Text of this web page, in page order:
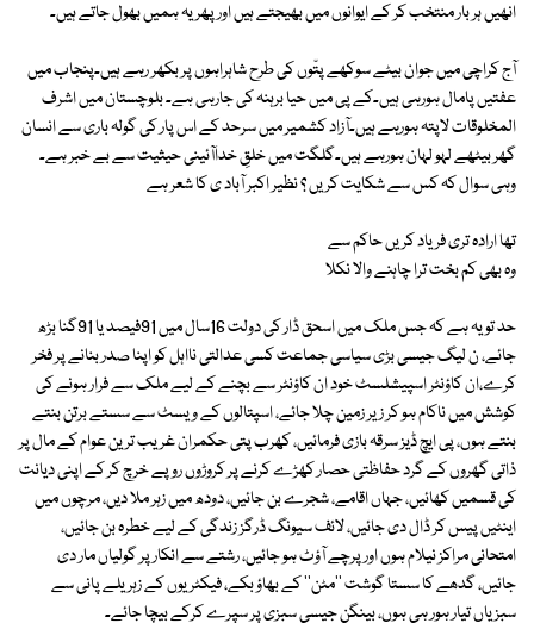
انھیں ہر بار منتخب کر کے ایوانوں میں بھیجتے ہیں اور پھر یہ ہمیں بھول جاتے ہیں۔
آج کراچی میں جوان بیٹے سوکھے پتّوں کی طرح شاہراہوں پر بکھر رہے ہیں۔پنجاب میں
عفتیں پامال ہورہی ہیں۔کے پی میں حیا برہنہ کی جارہی ہے۔ بلوچستان میں اشرف
المخلوقات لاپتہ ہورہے ہیں۔آزاد کشمیر میں سرحد کے اس پار کی گولہ باری سے انسان
گھر بیٹھے لہو لہان ہورہے ہیں۔گلگت میں خلقِ خداآئینی حیثیت سے بے خبر ہے۔
وہی سوال کہ کس سے شکایت کریں ؟ نظیر اکبر آباد ی کا شعر ہے
تھا ارادہ تری فریاد کریں حاکم سے
وہ بھی کم بخت ترا چاہنے والا نکلا
حد تو یہ ہے کہ جس ملک میں اسحق ڈار کی دولت 16سال میں 91فیصد یا 91گنا بڑھ
جائے، ن لیگ جیسی بڑی سیاسی جماعت کسی عدالتی نااہل کو اپنا صدر بنانے پر فخر
کرے،ان کاؤنٹر اسپیشلسٹ خود ان کاؤنٹر سے بچنے کے لیے ملک سے فرار ہونے کی
کوشش میں ناکام ہو کر زیر زمین چلا جائے، اسپتالوں کے ویسٹ سے سستے برتن بنتے
بنتے ہوں، پی ایچ ڈیز سرقہ بازی فرمائیں، کھرب پتی حکمران غریب ترین عوام کے مال پر
ذاتی گھروں کے گرد حفاظتی حصار کھڑے کرنے پر کروڑوں روپے خرچ کر کے اپنی دیانت
کی قسمیں کھائیں، جہاں اقامے، شجرے بن جائیں، دودھ میں زہر ملا دیں، مرچوں میں
اینٹیں پیس کر ڈال دی جائیں، لائف سیونگ ڈرگز زندگی کے لیے خطرہ بن جائیں،
امتحانی مراکز نیلام ہوں اور پرچے آؤٹ ہو جائیں، رشتے سے انکار پر گولیاں مار دی
جائیں، گدھے کا سستا گوشت ''مٹن'' کے بھاؤ بکے، فیکٹریوں کے زہریلے پانی سے
سبزیاں تیار ہور ہی ہوں، بینگن جیسی سبزی پر سپرے کرکے بیچا جائے۔